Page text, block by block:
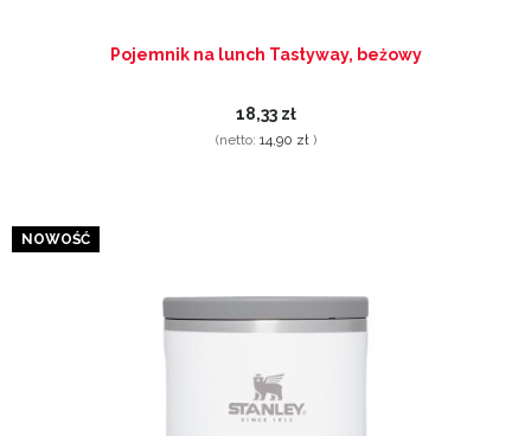
Pojemnik na lunch Tastyway, beżowy
18,33 zł
(netto: 14,90 zł)
NOWOŚĆ